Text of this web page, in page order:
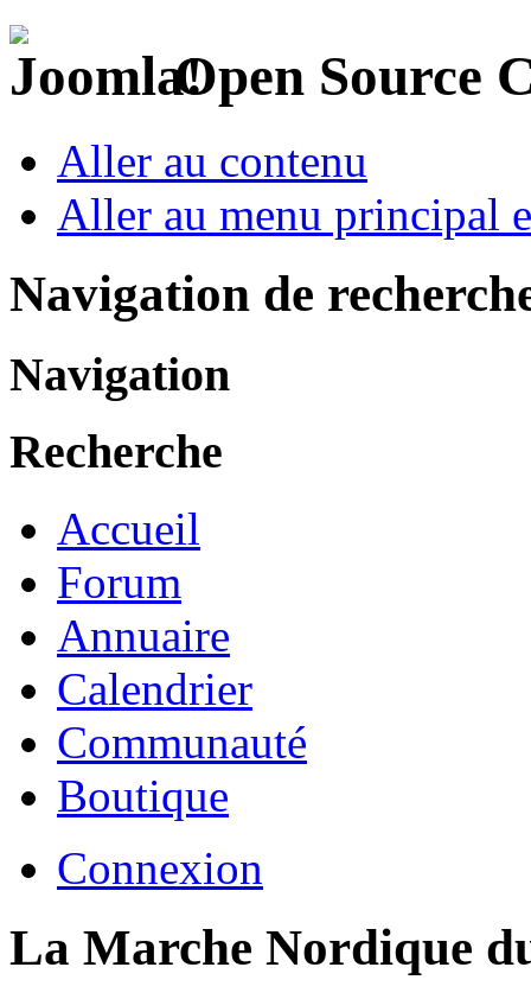
Open Source
Aller au contenu
Aller au menu principal
Navigation de
Navigation
Recherche
Accueil
Forum
Annuaire
Calendrier
Communauté
Boutique
Connexion
La Marche Nordique